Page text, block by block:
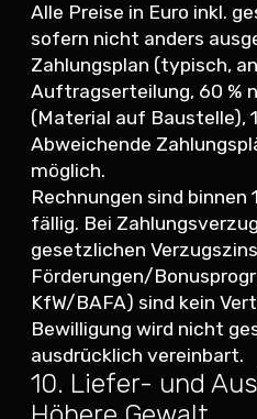
Alle Preise in Euro inkl.
sofern nicht anders
Zahlungsplan (typisch,
Auftragserteilung, 60 %
(Material auf Baustelle),
Abweichende
möglich.
Rechnungen sind binnen
fällig. Bei
gesetzlichen
Förderungen/
KfW/BAFA) sind kein
Bewilligung wird nicht
ausdrücklich vereinbart.
10. Liefer- und